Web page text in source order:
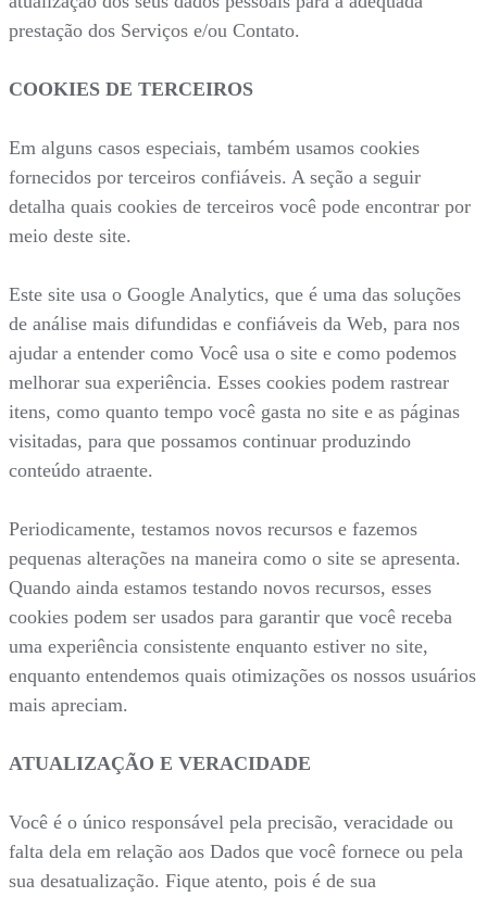
prestação dos Serviços e/ou Contato.
COOKIES DE TERCEIROS
Em alguns casos especiais, também usamos cookies
fornecidos por terceiros confiáveis. A seção a seguir
detalha quais cookies de terceiros você pode encontrar por
meio deste site.
Este site usa o Google Analytics, que é uma das soluções
de análise mais difundidas e confiáveis da Web, para nos
ajudar a entender como Você usa o site e como podemos
melhorar sua experiência. Esses cookies podem rastrear
itens, como quanto tempo você gasta no site e as páginas
visitadas, para que possamos continuar produzindo
conteúdo atraente.
Periodicamente, testamos novos recursos e fazemos
pequenas alterações na maneira como o site se apresenta.
Quando ainda estamos testando novos recursos, esses
cookies podem ser usados para garantir que você receba
uma experiência consistente enquanto estiver no site,
enquanto entendemos quais otimizações os nossos usuários
mais apreciam.
ATUALIZAÇÃO E VERACIDADE
Você é o único responsável pela precisão, veracidade ou
falta dela em relação aos Dados que você fornece ou pela
sua desatualização. Fique atento, pois é de sua